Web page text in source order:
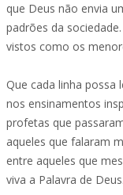
que Deus não envia
padrões da
vistos como os
Que cada linha possa
nos ensinamentos
profetas que
aqueles que falaram
entre aqueles que
viva a Palavra de Deus.